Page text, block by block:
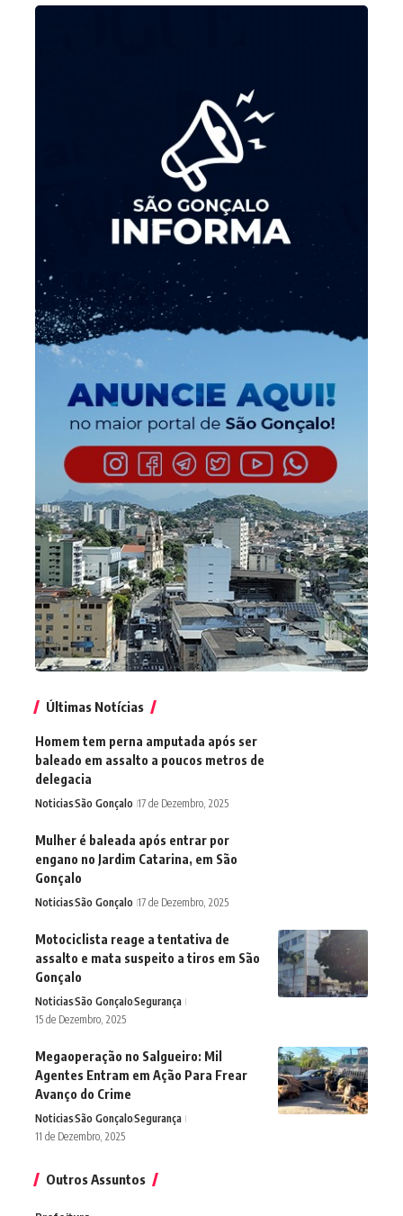
Últimas Notícias
Homem tem perna amputada após ser
baleado em assalto a poucos metros de
delegacia
NoticiasSão Gonçalo 17 de Dezembro, 2025
Mulher é baleada após entrar por
engano no Jardim Catarina, em São
Gonçalo
NoticiasSão Gonçalo 17 de Dezembro, 2025
Motociclista reage a tentativa de
assalto e mata suspeito a tiros em São
Gonçalo
NoticiasSão GonçaloSegurança
15 de Dezembro, 2025
Megaoperação no Salgueiro: Mil
Agentes Entram em Ação Para Frear
Avanço do Crime
NoticiasSão GonçaloSegurança
11 de Dezembro, 2025
Outros Assuntos